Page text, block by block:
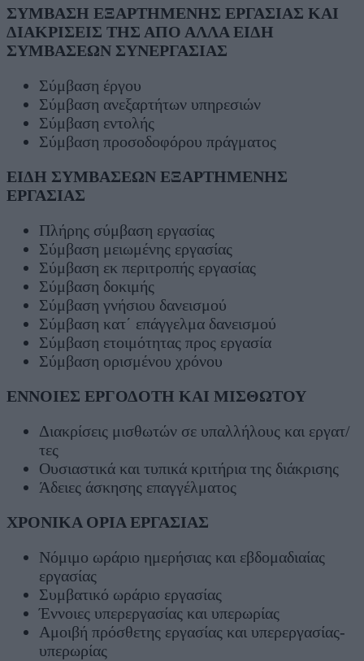
ΣΥΜΒΑΣΗ ΕΞΑΡΤΗΜΕΝΗΣ ΕΡΓΑΣΙΑΣ ΚΑΙ
ΔΙΑΚΡΙΣΕΙΣ ΤΗΣ ΑΠΟ ΑΛΛΑ ΕΙΔΗ
ΣΥΜΒΑΣΕΩΝ ΣΥΝΕΡΓΑΣΙΑΣ
Σύμβαση έργου
Σύμβαση ανεξαρτήτων υπηρεσιών
Σύμβαση εντολής
Σύμβαση προσοδοφόρου πράγματος
ΕΙΔΗ ΣΥΜΒΑΣΕΩΝ ΕΞΑΡΤΗΜΕΝΗΣ
ΕΡΓΑΣΙΑΣ
Πλήρης σύμβαση εργασίας
Σύμβαση μειωμένης εργασίας
Σύμβαση εκ περιτροπής εργασίας
Σύμβαση δοκιμής
Σύμβαση γνήσιου δανεισμού
Σύμβαση κατ΄ επάγγελμα δανεισμού
Σύμβαση ετοιμότητας προς εργασία
Σύμβαση ορισμένου χρόνου
ΕΝΝΟΙΕΣ ΕΡΓΟΔΟΤΗ ΚΑΙ ΜΙΣΘΩΤΟΥ
Διακρίσεις μισθωτών σε υπαλλήλους και εργατ/
τες
Ουσιαστικά και τυπικά κριτήρια της διάκρισης
Άδειες άσκησης επαγγέλματος
ΧΡΟΝΙΚΑ ΟΡΙΑ ΕΡΓΑΣΙΑΣ
Νόμιμο ωράριο ημερήσιας και εβδομαδιαίας
εργασίας
Συμβατικό ωράριο εργασίας
Έννοιες υπερεργασίας και υπερωρίας
Αμοιβή πρόσθετης εργασίας και υπερεργασίας-
υπερωρίας